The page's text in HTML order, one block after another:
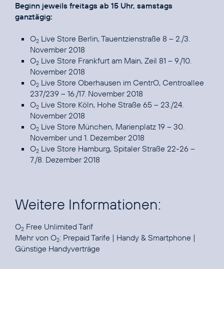
Beginn jeweils freitags ab 15 Uhr, samstags
ganztägig:
O2 Live Store Berlin, Tauentzienstraße 8 – 2./3.
November 2018
O2 Live Store Frankfurt am Main, Zeil 81 – 9./10.
November 2018
O2 Live Store Oberhausen im CentrO, Centroallee
237/239 – 16./17. November 2018
O2 Live Store Köln, Hohe Straße 65 – 23./24.
November 2018
O2 Live Store München, Marienplatz 19 – 30.
November und 1. Dezember 2018
O2 Live Store Hamburg, Spitaler Straße 22-26 –
7./8. Dezember 2018
Weitere Informationen:
O2 Free Unlimited Tarif
Mehr von O2: Prepaid Tarife | Handy & Smartphone |
Günstige Handyverträge